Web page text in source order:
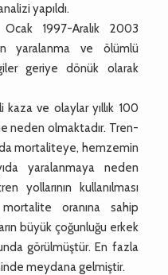
yapıldı.
Ocak 1997-Aralık 2003
yaralanma ve ölümlü
geriye dönük olarak
kaza ve olaylar yıllık 100
neden olmaktadır. Tren-
mortaliteye, hemzemin
yaralanmaya neden
yollarının kullanılması
oranına sahip
büyük çoğunluğu erkek
görülmüştür. En fazla
meydana gelmiştir.